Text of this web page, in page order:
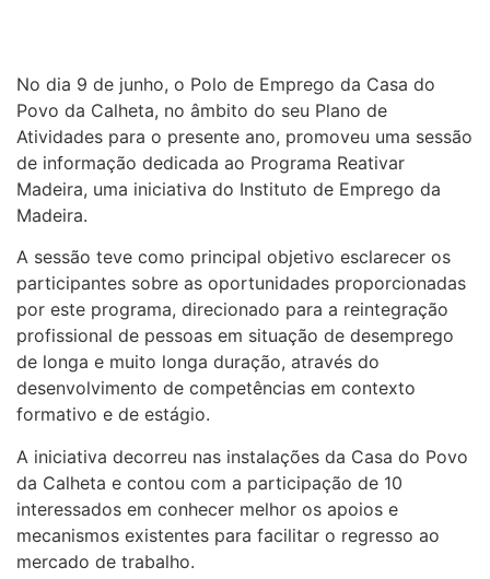
No dia 9 de junho, o Polo de Emprego da Casa do
Povo da Calheta, no âmbito do seu Plano de
Atividades para o presente ano, promoveu uma sessão
de informação dedicada ao Programa Reativar
Madeira, uma iniciativa do Instituto de Emprego da
Madeira.
A sessão teve como principal objetivo esclarecer os
participantes sobre as oportunidades proporcionadas
por este programa, direcionado para a reintegração
profissional de pessoas em situação de desemprego
de longa e muito longa duração, através do
desenvolvimento de competências em contexto
formativo e de estágio.
A iniciativa decorreu nas instalações da Casa do Povo
da Calheta e contou com a participação de 10
interessados em conhecer melhor os apoios e
mecanismos existentes para facilitar o regresso ao
mercado de trabalho.